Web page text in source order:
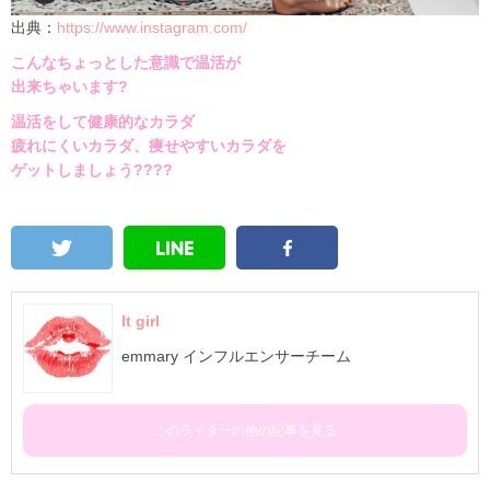
出典： https://www.instagram.com/
こんなちょっとした意識で温活が
出来ちゃいます?
温活をして健康的なカラダ
疲れにくいカラダ、痩せやすいカラダを
ゲットしましょう ????
It girl
emmary インフルエンサーチーム
このライターの他の記事を見る